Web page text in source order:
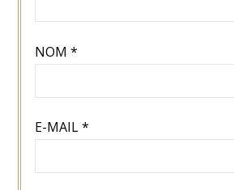
NOM *
E-MAIL*